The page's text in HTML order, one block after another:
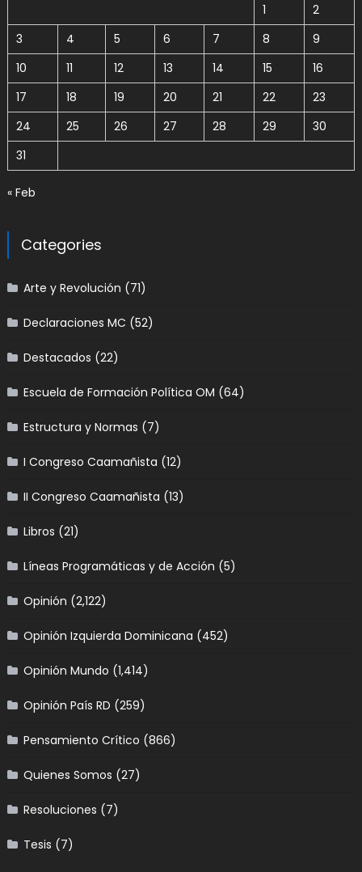
1
2
3
4 5 6 7 8
9
10
11 12 13 14 15
16
17
18 19 20 21 22
23
24
25 26 27 28 29
30
31
« Feb
Categories
Arte y Revolución (71)
Declaraciones MC (52)
Destacados (22)
Escuela de Formación Política OM (64)
Estructura y Normas (7)
I Congreso Caamañista (12)
II Congreso Caamañista (13)
Libros (21)
Líneas Programáticas y de Acción (5)
Opinión (2,122)
Opinión Izquierda Dominicana (452)
Opinión Mundo (1,414)
Opinión País RD (259)
Pensamiento Crítico (866)
Quienes Somos (27)
Resoluciones (7)
Tesis (7)